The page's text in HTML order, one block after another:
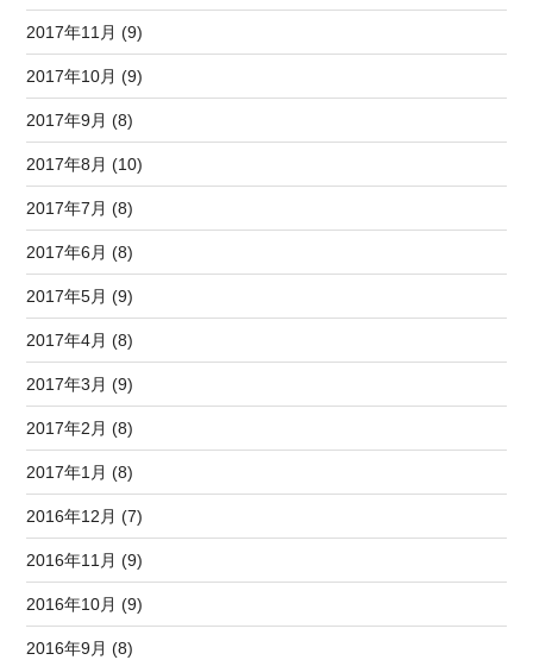
2017年11月 (9)
2017年10月 (9)
2017年9月 (8)
2017年8月 (10)
2017年7月 (8)
2017年6月 (8)
2017年5月 (9)
2017年4月 (8)
2017年3月 (9)
2017年2月 (8)
2017年1月 (8)
2016年12月 (7)
2016年11月 (9)
2016年10月 (9)
2016年9月 (8)